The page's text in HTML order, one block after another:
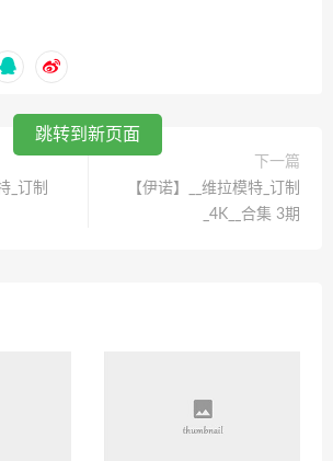
_订制
下一篇
【伊诺】__维拉模特_订制
_4K__合集 3期
跳转到新页面